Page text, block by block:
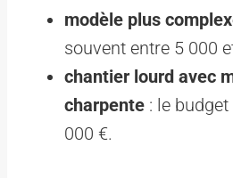
modèle plus
souvent entre 5 000
chantier lourd avec
charpente : le
000 €.